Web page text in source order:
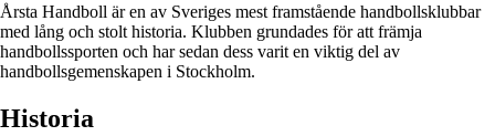
Årsta Handboll är en av Sveriges mest framstående handbollsklubbar
med lång och stolt historia. Klubben grundades för att främja
handbollssporten och har sedan dess varit en viktig del av
handbollsgemenskapen i Stockholm.
Historia